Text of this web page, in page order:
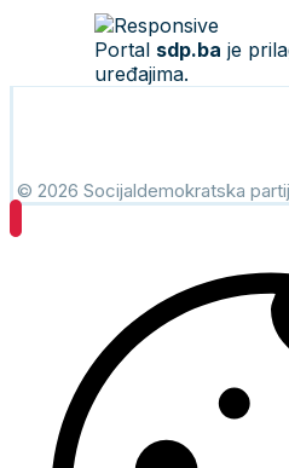
Portal sdp.ba je
uređajima.
© 2026 Socijaldemokratska